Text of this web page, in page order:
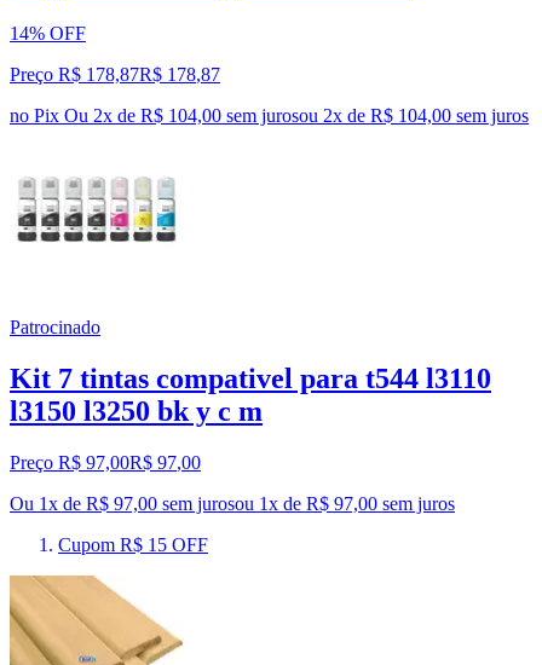
14% OFF
Preço R$ 178,87R$ 178,87
no Pix Ou 2x de R$ 104,00 sem jurosou 2x de R$ 104,00 sem juros
Patrocinado
Kit 7 tintas compativel para t544 l3110
l3150 l3250 bk y c m
Preço R$ 97,00R$ 97,00
Ou 1x de R$ 97,00 sem jurosou 1x de R$ 97,00 sem juros
Cupom R$ 15 OFF